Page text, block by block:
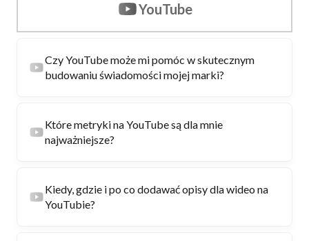
YouTube
Czy YouTube może mi pomóc w skutecznym
budowaniu świadomości mojej marki?
Które metryki na YouTube są dla mnie
najważniejsze?
Kiedy, gdzie i po co dodawać opisy dla wideo na
YouTubie?